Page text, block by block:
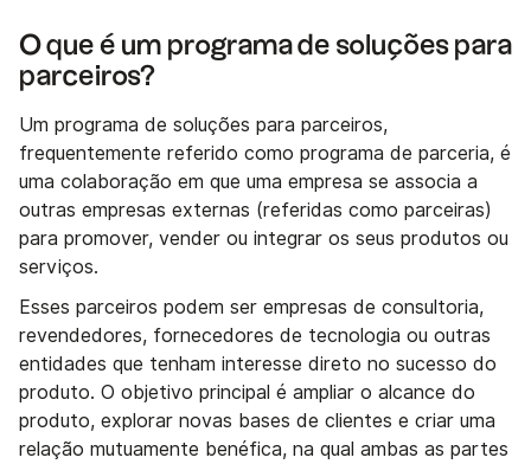
O que é um programa de soluções para
parceiros?
Um programa de soluções para parceiros,
frequentemente referido como programa de parceria, é
uma colaboração em que uma empresa se associa a
outras empresas externas (referidas como parceiras)
para promover, vender ou integrar os seus produtos ou
serviços.
Esses parceiros podem ser empresas de consultoria,
revendedores, fornecedores de tecnologia ou outras
entidades que tenham interesse direto no sucesso do
produto. O objetivo principal é ampliar o alcance do
produto, explorar novas bases de clientes e criar uma
relação mutuamente benéfica, na qual ambas as partes